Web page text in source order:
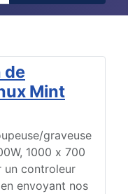
de
Mint
graveuse
1000 x 700
un controleur
envoyant nos